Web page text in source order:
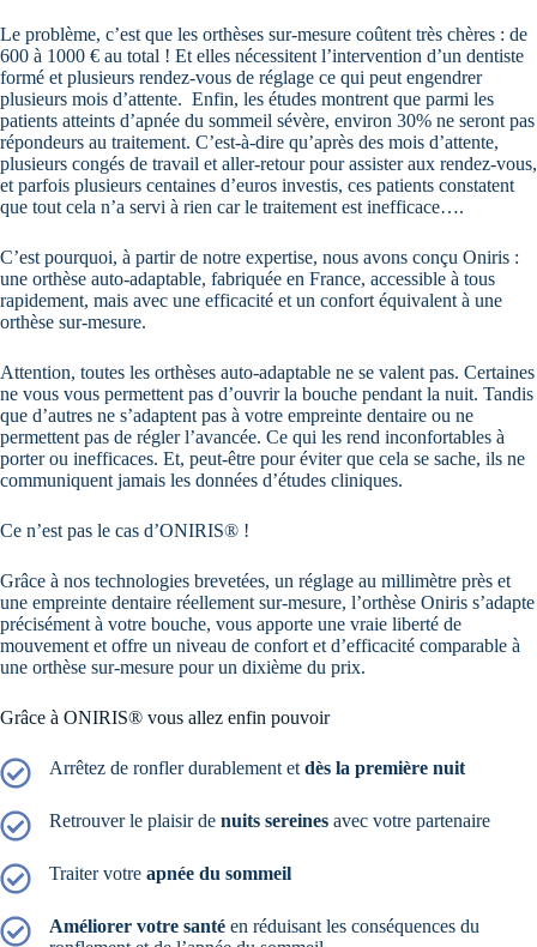
Le problème, c’est que les orthèses sur-mesure coûtent très chères : de
600 à 1000 € au total ! Et elles nécessitent l’intervention d’un dentiste
formé et plusieurs rendez-vous de réglage ce qui peut engendrer
plusieurs mois d’attente. Enfin, les études montrent que parmi les
patients atteints d’apnée du sommeil sévère, environ 30% ne seront pas
répondeurs au traitement. C’est-à-dire qu’après des mois d’attente,
plusieurs congés de travail et aller-retour pour assister aux rendez-vous,
et parfois plusieurs centaines d’euros investis, ces patients constatent
que tout cela n’a servi à rien car le traitement est inefficace….
C’est pourquoi, à partir de notre expertise, nous avons conçu Oniris :
une orthèse auto-adaptable, fabriquée en France, accessible à tous
rapidement, mais avec une efficacité et un confort équivalent à une
orthèse sur-mesure.
Attention, toutes les orthèses auto-adaptable ne se valent pas. Certaines
ne vous vous permettent pas d’ouvrir la bouche pendant la nuit. Tandis
que d’autres ne s’adaptent pas à votre empreinte dentaire ou ne
permettent pas de régler l’avancée. Ce qui les rend inconfortables à
porter ou inefficaces. Et, peut-être pour éviter que cela se sache, ils ne
communiquent jamais les données d’études cliniques.
Ce n’est pas le cas d’ONIRIS® !
Grâce à nos technologies brevetées, un réglage au millimètre près et
une empreinte dentaire réellement sur-mesure, l’orthèse Oniris s’adapte
précisément à votre bouche, vous apporte une vraie liberté de
mouvement et offre un niveau de confort et d’efficacité comparable à
une orthèse sur-mesure pour un dixième du prix.
Grâce à ONIRIS® vous allez enfin pouvoir
Arrêtez de ronfler durablement et dès la première nuit
Retrouver le plaisir de nuits sereines avec votre partenaire
Traiter votre apnée du sommeil
Améliorer votre santé en réduisant les conséquences du